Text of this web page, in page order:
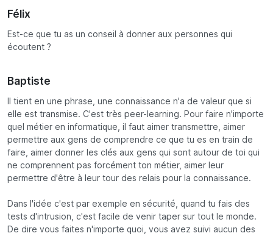
Félix
Est-ce que tu as un conseil à donner aux personnes qui
écoutent ?
Baptiste
Il tient en une phrase, une connaissance n'a de valeur que si
elle est transmise. C'est très peer-learning. Pour faire n'importe
quel métier en informatique, il faut aimer transmettre, aimer
permettre aux gens de comprendre ce que tu es en train de
faire, aimer donner les clés aux gens qui sont autour de toi qui
ne comprennent pas forcément ton métier, aimer leur
permettre d'être à leur tour des relais pour la connaissance.
Dans l'idée c'est par exemple en sécurité, quand tu fais des
tests d'intrusion, c'est facile de venir taper sur tout le monde.
De dire vous faites n'importe quoi, vous avez suivi aucun des